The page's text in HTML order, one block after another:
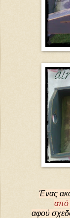
Ένας
από
αφού